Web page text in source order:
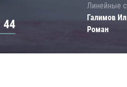
44
Линейные
Галимов
Роман